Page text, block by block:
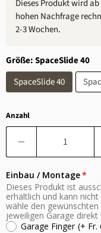
Dieses Produkt wird
hohen Nachfrage
2-3 Wochen.
Größe:SpaceSlide 40
SpaceSlide 40
Anzahl
Einbau / Montage
Dieses Produkt ist
erhältlich und kann
wähle den
jeweiligen Garage direkt
Garage Finger (+ Fr.